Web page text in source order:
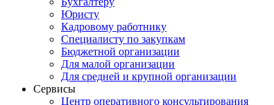
Юристу
Кадровому работнику
Специалисту по закупкам
Бюджетной организации
Для малой организации
Для средней и крупной организации
Сервисы
Центр оперативного консультирования